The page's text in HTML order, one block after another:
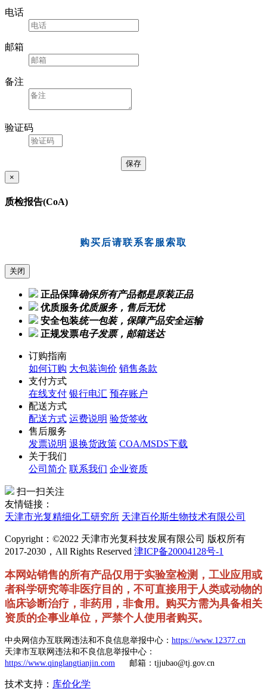
验证码
正品保障确保所有产品都是原装正品
优质服务优质服务，售后无忧
安全包装统一包装，保障产品安全运输
订购指南
如何订购
支付方式
在线支付
配送方式
配送方式
售后服务
发票说明
关于我们
扫一扫关注
友情链接：
Copyright：©2022 天津市光复科技发展有限公司 版权所有
本网站销售的所有产品仅用于实验室检测，工业应用或
者科学研究等非医疗目的，不可直接用于人类或动物的
临床诊断治疗，非药用，非食用。购买方需为具备相关
中央网信办互联网违法和不良信息举报中心：
天津市互联网违法和不良信息举报中心：